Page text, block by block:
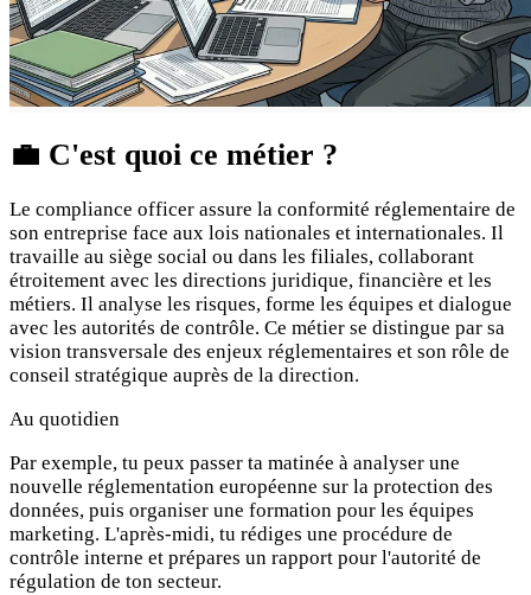
💼 C'est quoi ce métier ?
Le compliance officer assure la conformité réglementaire de
son entreprise face aux lois nationales et internationales. Il
travaille au siège social ou dans les filiales, collaborant
étroitement avec les directions juridique, financière et les
métiers. Il analyse les risques, forme les équipes et dialogue
avec les autorités de contrôle. Ce métier se distingue par sa
vision transversale des enjeux réglementaires et son rôle de
conseil stratégique auprès de la direction.
Au quotidien
Par exemple, tu peux passer ta matinée à analyser une
nouvelle réglementation européenne sur la protection des
données, puis organiser une formation pour les équipes
marketing. L'après-midi, tu rédiges une procédure de
contrôle interne et prépares un rapport pour l'autorité de
régulation de ton secteur.